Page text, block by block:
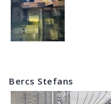
Bercs Stefans